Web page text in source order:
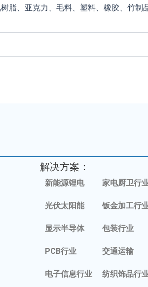
脂、亚克力、毛料、塑料、橡胶、竹制
解决方案：
新能源锂电
光伏太阳能
显示半导体
PCB行业
电子信息行业
家电厨卫行
钣金加工行
包装行业
交通运输
纺织饰品行